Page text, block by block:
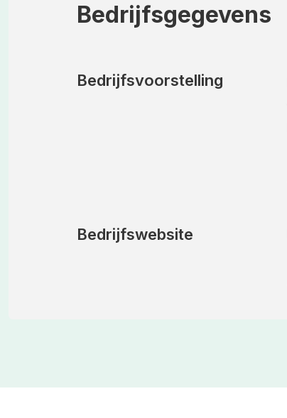
Bedrijfsgegevens
Bedrijfsvoorstelling
Bedrijfswebsite